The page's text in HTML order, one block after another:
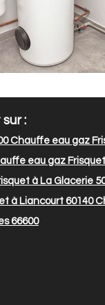
:
Chauffe eau gaz
eau gaz Frisquet
à La Glacerie
à Liancourt 60140
66600